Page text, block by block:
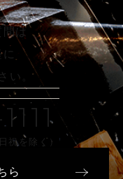
は
い。
を除く）
ら